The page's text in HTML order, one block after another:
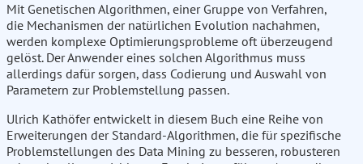
Mit Genetischen Algorithmen, einer Gruppe von Verfahren,
die Mechanismen der natürlichen Evolution nachahmen,
werden komplexe Optimierungsprobleme oft überzeugend
gelöst. Der Anwender eines solchen Algorithmus muss
allerdings dafür sorgen, dass Codierung und Auswahl von
Parametern zur Problemstellung passen.
Ulrich Kathöfer entwickelt in diesem Buch eine Reihe von
Erweiterungen der Standard-Algorithmen, die für spezifische
Problemstellungen des Data Mining zu besseren, robusteren